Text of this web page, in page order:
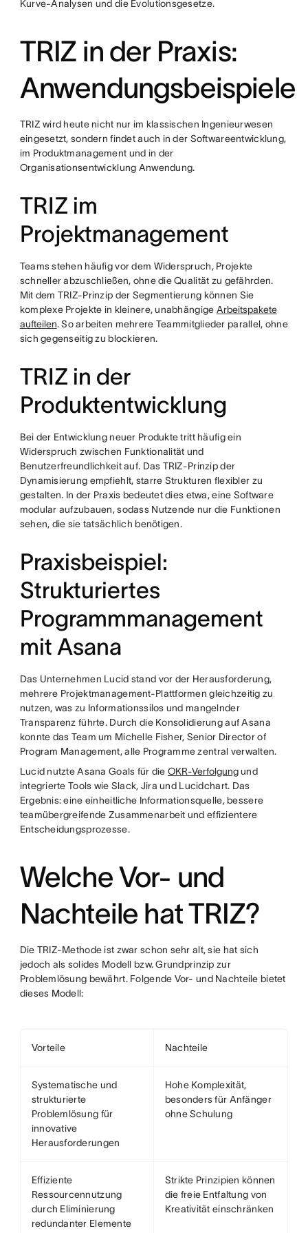
Kurve-Analysen und die Evolutionsgesetze.
TRIZ in der Praxis:
Anwendungsbeispiele
TRIZ wird heute nicht nur im klassischen Ingenieurwesen
eingesetzt, sondern findet auch in der Softwareentwicklung,
im Produktmanagement und in der
Organisationsentwicklung Anwendung.
TRIZ im
Projektmanagement
Teams stehen häufig vor dem Widerspruch, Projekte
schneller abzuschließen, ohne die Qualität zu gefährden.
Mit dem TRIZ-Prinzip der Segmentierung können Sie
komplexe Projekte in kleinere, unabhängige Arbeitspakete
aufteilen. So arbeiten mehrere Teammitglieder parallel, ohne
sich gegenseitig zu blockieren.
TRIZ in der
Produktentwicklung
Bei der Entwicklung neuer Produkte tritt häufig ein
Widerspruch zwischen Funktionalität und
Benutzerfreundlichkeit auf. Das TRIZ-Prinzip der
Dynamisierung empfiehlt, starre Strukturen flexibler zu
gestalten. In der Praxis bedeutet dies etwa, eine Software
modular aufzubauen, sodass Nutzende nur die Funktionen
sehen, die sie tatsächlich benötigen.
Praxisbeispiel:
Strukturiertes
Programmmanagement
mit Asana
Das Unternehmen Lucid stand vor der Herausforderung,
mehrere Projektmanagement-Plattformen gleichzeitig zu
nutzen, was zu Informationssilos und mangelnder
Transparenz führte. Durch die Konsolidierung auf Asana
konnte das Team um Michelle Fisher, Senior Director of
Program Management, alle Programme zentral verwalten.
Lucid nutzte Asana Goals für die OKR-Verfolgungund
integrierte Tools wie Slack, Jira und Lucidchart. Das
Ergebnis: eine einheitliche Informationsquelle, bessere
teamübergreifende Zusammenarbeit und effizientere
Entscheidungsprozesse.
Welche Vor- und
Nachteile hat TRIZ?
Die TRIZ-Methode ist zwar schon sehr alt, sie hat sich
jedoch als solides Modell bzw. Grundprinzip zur
Problemlösung bewährt. Folgende Vor- und Nachteile bietet
dieses Modell:
Vorteile Nachteile
Systematische und
strukturierte
Problemlösung für
innovative
Herausforderungen
Hohe Komplexität,
besonders für Anfänger
ohne Schulung
Effiziente
Ressourcennutzung
durch Eliminierung
redundanter Elemente
Strikte Prinzipien können
die freie Entfaltung von
Kreativität einschränken